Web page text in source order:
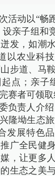
活动以“畅
设亲子组和
发，如潮
以农业科
步道、马
点；亲子
赛者可领取
负责人介
隆坳生态
发展特色
广全民健
，让更多
生态之美